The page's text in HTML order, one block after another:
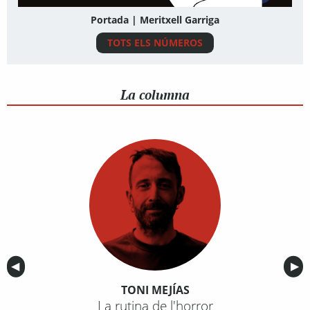
Portada | Meritxell Garriga
TOTS ELS NÚMEROS
La columna
Anterior
◀︎ ▶︎
TONI MEJÍAS
La rutina de l'horror